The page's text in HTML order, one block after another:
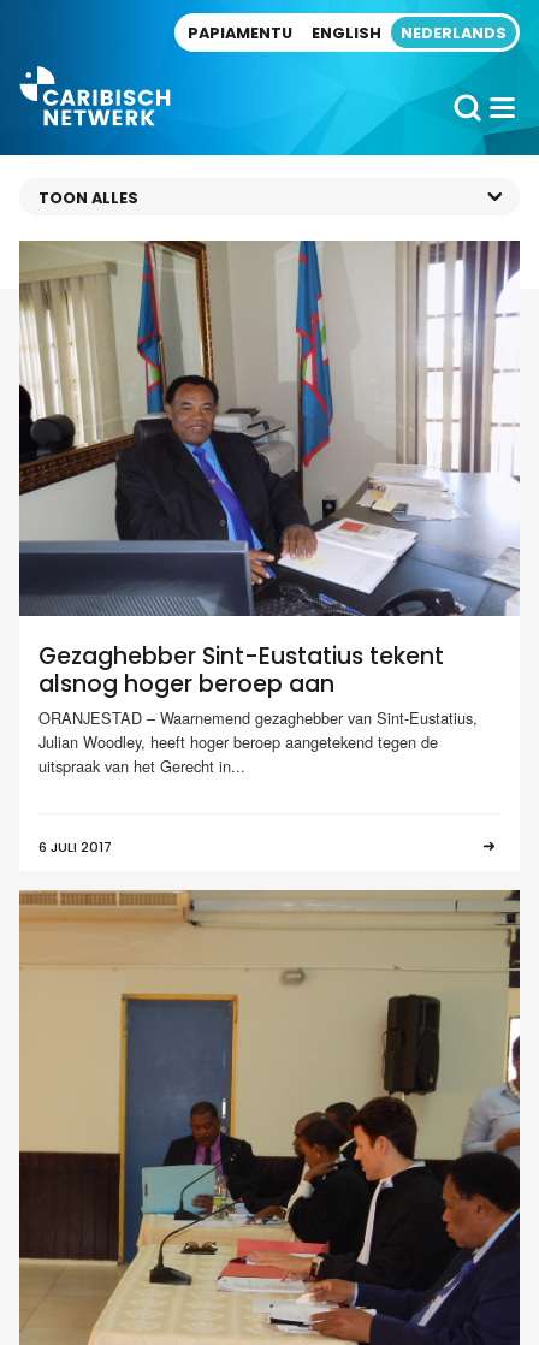
PAPIAMENTU ENGLISH NEDERLANDS
Gezaghebber Sint-Eustatius tekent
alsnog hoger beroep aan
ORANJESTAD – Waarnemend gezaghebber van Sint-Eustatius,
Julian Woodley, heeft hoger beroep aangetekend tegen de
uitspraak van het Gerecht in...
6 JULI 2017